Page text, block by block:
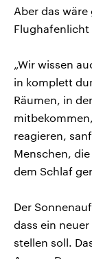
Aber das
„Wir wissen
in komplett
Räumen, in
reagieren,
Menschen,
dem Schlaf
Der
dass ein
stellen soll.